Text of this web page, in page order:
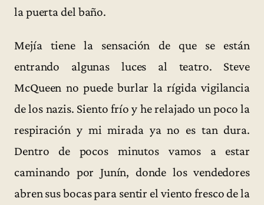
la puerta del baño.
Mejía tiene la sensación de que se están
entrando algunas luces al teatro. Steve
McQueen no puede burlar la rígida vigilancia
de los nazis. Siento frío y he relajado un poco la
respiración y mi mirada ya no es tan dura.
Dentro de pocos minutos vamos a estar
caminando por Junín, donde los vendedores
abren sus bocas para sentir el viento fresco de la